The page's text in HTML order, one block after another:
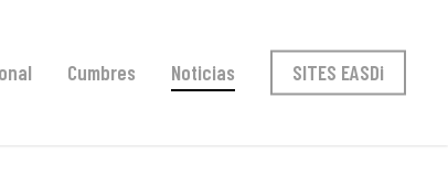
Cumbres Noticias SITES EASDi